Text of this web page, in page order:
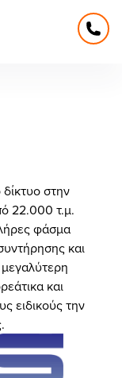
στην
22.000 τ.μ.
φάσμα
και
και
ειδικούς την